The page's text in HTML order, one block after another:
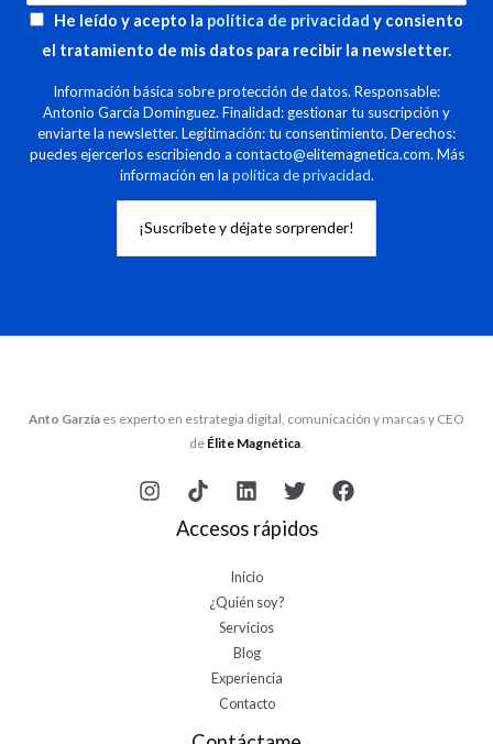
He leído y acepto la política de privacidad y consiento
el tratamiento de mis datos para recibir la newsletter.
Información básica sobre protección de datos. Responsable:
Antonio García Domínguez. Finalidad: gestionar tu suscripción y
enviarte la newsletter. Legitimación: tu consentimiento. Derechos:
puedes ejercerlos escribiendo a contacto@elitemagnetica.com. Más
información en la política de privacidad.
Anto Garzía es experto en estrategia digital, comunicación y marcas y CEO
de Élite Magnética.
Accesos rápidos
Inicio
¿Quién soy?
Servicios
Blog
Experiencia
Contacto